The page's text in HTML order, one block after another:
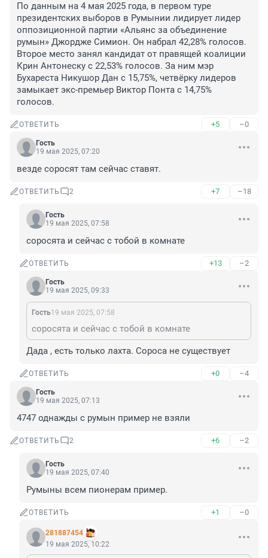
По данным на 4 мая 2025 года, в первом туре
президентских выборов в Румынии лидирует лидер
оппозиционной партии «Альянс за объединение
румын» Джордже Симион. Он набрал 42,28% голосов.
Второе место занял кандидат от правящей коалиции
Крин Антонеску с 22,53% голосов. За ним мэр
Бухареста Никушор Дан с 15,75%, четвёрку лидеров
замыкает экс-премьер Виктор Понта с 14,75%
голосов.
ОТВЕТИТЬ +5 –0
Гость
19 мая 2025, 07:20
везде copocят там сейчас ставят.
ОТВЕТИТЬ 2 +7 –18
Гость
19 мая 2025, 07:58
соросята и сейчас с тобой в комнате
ОТВЕТИТЬ +13 –2
Гость
19 мая 2025, 09:33
Гость19 мая 2025, 07:58
соросята и сейчас с тобой в комнате
Дада , есть только лахта. Сороса не существует
ОТВЕТИТЬ +0 –4
Гость
19 мая 2025, 07:13
4747 однажды с румын пример не взяли
ОТВЕТИТЬ 2 +6 –2
Гость
19 мая 2025, 07:40
Румыны всем пионерам пример.
ОТВЕТИТЬ +1 –0
281887454
19 мая 2025, 10:22